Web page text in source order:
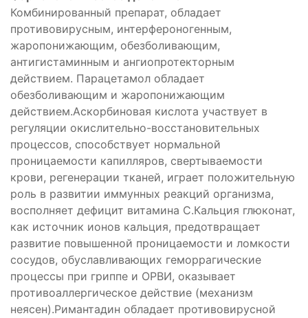
Комбинированный препарат, обладает
противовирусным, интерфероногенным,
жаропонижающим, обезболивающим,
антигистаминным и ангиопротекторным
действием. Парацетамол обладает
обезболивающим и жаропонижающим
действием.Аскорбиновая кислота участвует в
регуляции окислительно-восстановительных
процессов, способствует нормальной
проницаемости капилляров, свертываемости
крови, регенерации тканей, играет положительную
роль в развитии иммунных реакций организма,
восполняет дефицит витамина С.Кальция глюконат,
как источник ионов кальция, предотвращает
развитие повышенной проницаемости и ломкости
сосудов, обуславливающих геморрагические
процессы при гриппе и ОРВИ, оказывает
противоаллергическое действие (механизм
неясен).Римантадин обладает противовирусной